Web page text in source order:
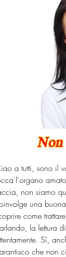
a tutti, sono il
l'organo
non siamo
una
come
la lettura
Sì,
che non